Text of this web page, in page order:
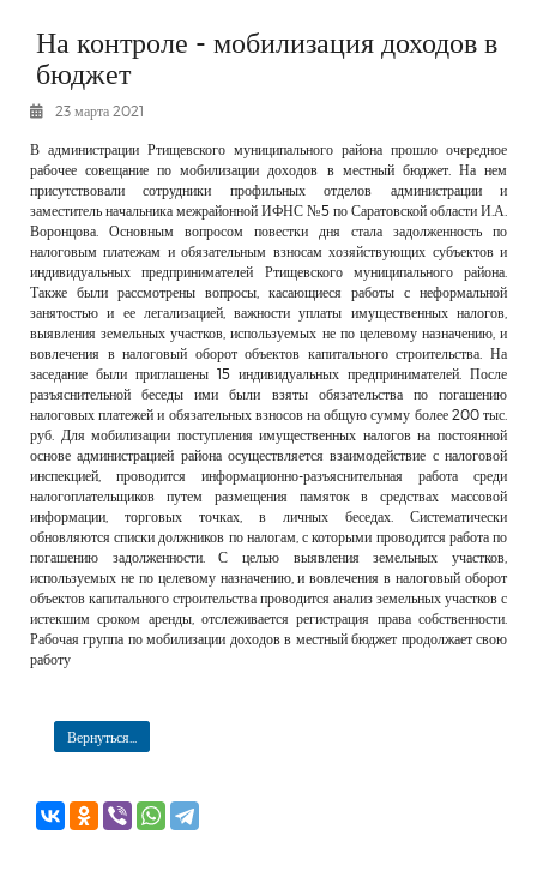
К СВЕДЕНИЮ
КОНКУРСЫ
ФОТОРЕПОРТАЖИ
РЕКЛАМОДАТЕЛЯМ
ОБЪЯВЛЕНИЯ
КОНТАКТЫ
На контроле - мобилизация доходов в
бюджет
23 марта 2021
В администрации Ртищевского муниципального района прошло очередное
рабочее совещание по мобилизации доходов в местный бюджет. На нем
присутствовали сотрудники профильных отделов администрации и
заместитель начальника межрайонной ИФНС №5 по Саратовской области И.А.
Воронцова. Основным вопросом повестки дня стала задолженность по
налоговым платежам и обязательным взносам хозяйствующих субъектов и
индивидуальных предпринимателей Ртищевского муниципального района.
Также были рассмотрены вопросы, касающиеся работы с неформальной
занятостью и ее легализацией, важности уплаты имущественных налогов,
выявления земельных участков, используемых не по целевому назначению, и
вовлечения в налоговый оборот объектов капитального строительства. На
заседание были приглашены 15 индивидуальных предпринимателей. После
разъяснительной беседы ими были взяты обязательства по погашению
налоговых платежей и обязательных взносов на общую сумму более 200 тыс.
руб. Для мобилизации поступления имущественных налогов на постоянной
основе администрацией района осуществляется взаимодействие с налоговой
инспекцией, проводится информационно-разъяснительная работа среди
налогоплательщиков путем размещения памяток в средствах массовой
информации, торговых точках, в личных беседах. Систематически
обновляются списки должников по налогам, с которыми проводится работа по
погашению задолженности. С целью выявления земельных участков,
используемых не по целевому назначению, и вовлечения в налоговый оборот
объектов капитального строительства проводится анализ земельных участков с
истекшим сроком аренды, отслеживается регистрация права собственности.
Рабочая группа по мобилизации доходов в местный бюджет продолжает свою
работу
Вернуться...